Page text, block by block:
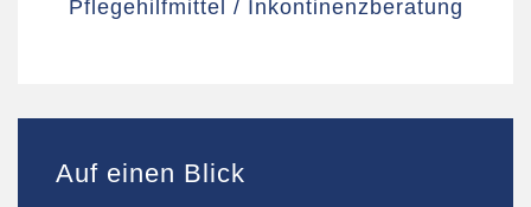
Pflegehilfmittel / Inkontinenzberatung
Auf einen Blick